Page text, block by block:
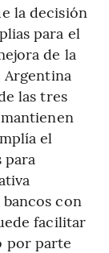
la decisión
para el
de la
las tres
el
con
facilitar
por parte